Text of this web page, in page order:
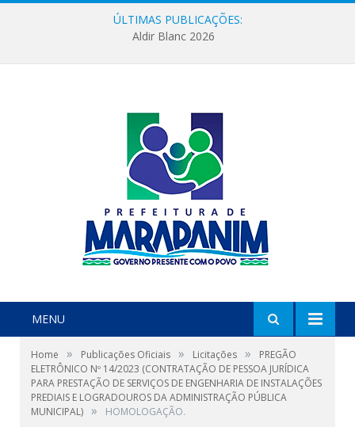
ÚLTIMAS PUBLICAÇÕES:
Aldir Blanc 2026
MENU
Home » Publicações Oficiais » Licitações »
PREGÃO
ELETRÔNICO Nº 14/2023 (CONTRATAÇÃO DE PESSOA JURÍDICA
PARA PRESTAÇÃO DE SERVIÇOS DE ENGENHARIA DE INSTALAÇÕES
PREDIAIS E LOGRADOUROS DA ADMINISTRAÇÃO PÚBLICA
MUNICIPAL) » HOMOLOGAÇÃO.